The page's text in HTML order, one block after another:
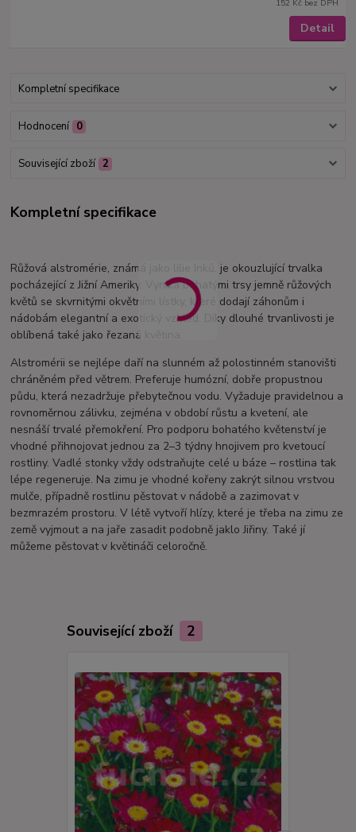
152 Kč bez DPH
Detail
Kompletní specifikace
Hodnocení 0
Související zboží 2
Kompletní specifikace
Růžová alstromérie, známá jako lilie Inků, je okouzlující trvalka
pocházející z Jižní Ameriky. Vyniká bohatými trsy jemně růžových
květů se skvrnitými okvětními lístky, které dodají záhonům i
nádobám elegantní a exotický vzhled. Díky dlouhé trvanlivosti je
oblíbená také jako řezaná květina.
Alstromérii se nejlépe daří na slunném až polostinném stanovišti
chráněném před větrem. Preferuje humózní, dobře propustnou
půdu, která nezadržuje přebytečnou vodu. Vyžaduje pravidelnou a
rovnoměrnou zálivku, zejména v období růstu a kvetení, ale
nesnáší trvalé přemokření. Pro podporu bohatého květenství je
vhodné přihnojovat jednou za 2–3 týdny hnojivem pro kvetoucí
rostliny. Vadlé stonky vždy odstraňujte celé u báze – rostlina tak
lépe regeneruje. Na zimu je vhodné kořeny zakrýt silnou vrstvou
mulče, případně rostlinu pěstovat v nádobě a zazimovat v
bezmrazém prostoru. V létě vytvoří hlízy, které je třeba na zimu ze
země vyjmout a na jaře zasadit podobně jaklo Jiřiny. Také jí
můžeme pěstovat v květináči celoročně.
Související zboží 2